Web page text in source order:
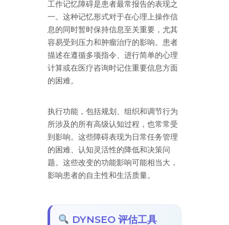
工作记忆障碍是患者最常报告的表现之
一。这种记忆形式对于在心理上操作信
息的同时暂时保持信息至关重要，尤其
容易受到压力和肿瘤治疗的影响。患者
描述在遵循多项指令、进行简单的心理
计算或在医疗咨询时记住重要信息方面
的困难。
执行功能，包括规划、组织和调节行为
所涉及的所有高级认知过程，也常常受
到影响。这些障碍表现为日常任务管理
的困难、认知灵活性的降低和决策问
题。这些改变的功能影响可能相当大，
影响患者的自主性和生活质量。
DYNSEO 评估工具